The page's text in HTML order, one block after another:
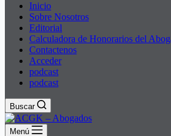
Inicio
Sobre Nosotros
Editorial
Calculadora de Honorarios del
Contactenos
Acceder
podcast
podcast
Buscar
Menú